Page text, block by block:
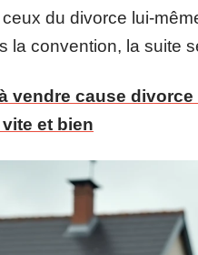
du divorce lui-
la convention, la suite
vendre cause
et bien